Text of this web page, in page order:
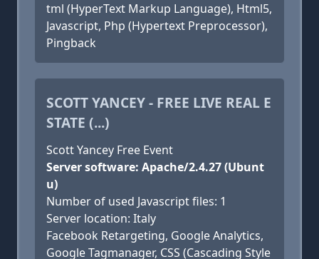
tml (HyperText Markup Language), Html5,
Javascript, Php (Hypertext Preprocessor),
Pingback
SCOTT YANCEY - FREE LIVE REAL E
STATE (...)
Scott Yancey Free Event
Server software: Apache/2.4.27 (Ubunt
u)
Number of used Javascript files: 1
Server location: Italy
Facebook Retargeting, Google Analytics,
Google Tagmanager, CSS (Cascading Style